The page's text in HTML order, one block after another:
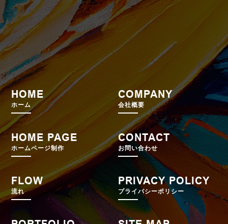
HOME
ホーム
HOME PAGE
ホームページ制作
FLOW
流れ
COMPANY
会社概要
CONTACT
お問い合わせ
PRIVACY POLICY
プライバシーポリシー